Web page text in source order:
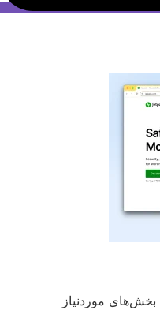
بخش‌های موردنیاز